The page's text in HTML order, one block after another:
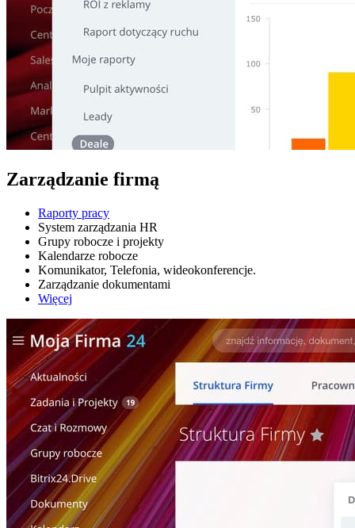
Zarządzanie firmą
Raporty pracy
System zarządzania HR
Grupy robocze i projekty
Kalendarze robocze
Komunikator, Telefonia, wideokonferencje.
Zarządzanie dokumentami
Więcej